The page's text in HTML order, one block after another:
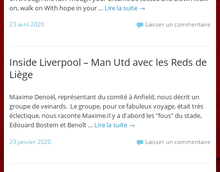
on, walk on With hope in your … Lire la suite →
23 avril 2020 Laisser un commentaire
Inside Liverpool – Man Utd avec les Reds de
Liège
Maxime Denoël, représentant du comité à Anfield, nous décrit un
groupe de veinards. Le groupe, pour ce fabuleux voyage, était très
éclectique, nous raconte Maxime.Il y a d'abord les "fous" du stade,
Edouard Bostem et Benoît … Lire la suite →
29 janvier 2020 Laisser un commentaire